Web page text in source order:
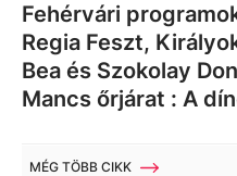
Fehérvári
Regia Feszt,
Bea és Szokolay
Mancs őrjárat : A
MÉG TÖBB CIKK